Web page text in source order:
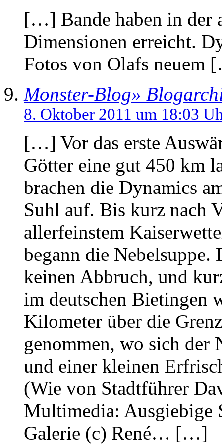
[…] Bande haben in der
Dimensionen erreicht.
Fotos von Olafs neuem
Monster-Blog»
8. Oktober 2011 um 18:03
[…] Vor das erste
Götter eine gut 450 km
brachen die Dynamics
Suhl auf. Bis kurz nach
allerfeinstem
begann die
keinen Abbruch, und
im deutschen Bietingen
Kilometer über die
genommen, wo sich der
und einer kleinen
(Wie von Stadtführer
Multimedia: Ausgiebige
Galerie (c) René… […]